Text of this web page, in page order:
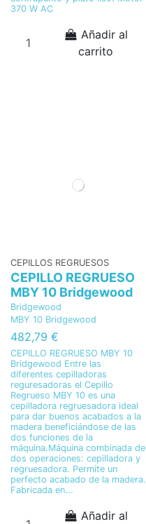
370 W AC
Añadir al
carrito
CEPILLOS REGRUESOS
CEPILLO REGRUESO
MBY 10 Bridgewood
Bridgewood
MBY 10 Bridgewood
482,79 €
CEPILLO REGRUESO MBY 10
Bridgewood Entre las
diferentes cepilladoras
reguresadoras el Cepillo
Regrueso MBY 10 es una
cepilladora regruesadora ideal
para dar buenos acabados a la
madera beneficiándose de las
dos funciones de la
máquina.Máquina combinada de
dos operaciones: cepilladora y
regruesadora. Permite un
perfecto acabado de la madera.
Fabricada en...
Añadir al